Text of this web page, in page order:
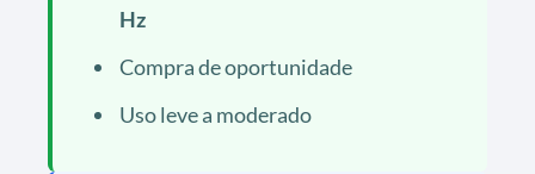
Hz
Compra de oportunidade
Uso leve a moderado